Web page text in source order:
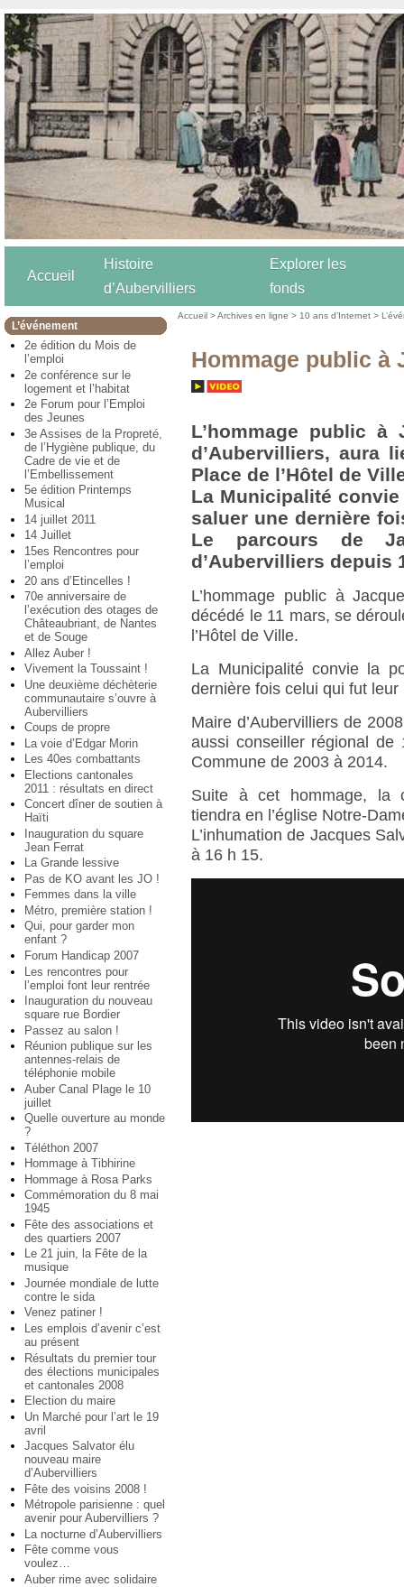
Accueil
Histoire
d’Aubervilliers
Explorer les
fonds
L’événement
2e édition du Mois de
l’emploi
2e conférence sur le
logement et l’habitat
2e Forum pour l’Emploi
des Jeunes
3e Assises de la Propreté,
de l’Hygiène publique, du
Cadre de vie et de
l’Embellissement
5e édition Printemps
Musical
14 juillet 2011
14 Juillet
15es Rencontres pour
l’emploi
20 ans d’Etincelles !
70e anniversaire de
l’exécution des otages de
Châteaubriant, de Nantes
et de Souge
Allez Auber !
Vivement la Toussaint !
Une deuxième déchèterie
communautaire s’ouvre à
Aubervilliers
Coups de propre
La voie d’Edgar Morin
Les 40es combattants
Elections cantonales
2011 : résultats en direct
Concert dîner de soutien à
Haïti
Inauguration du square
Jean Ferrat
La Grande lessive
Pas de KO avant les JO !
Femmes dans la ville
Métro, première station !
Qui, pour garder mon
enfant ?
Forum Handicap 2007
Les rencontres pour
l’emploi font leur rentrée
Inauguration du nouveau
square rue Bordier
Passez au salon !
Réunion publique sur les
antennes-relais de
téléphonie mobile
Auber Canal Plage le 10
juillet
Quelle ouverture au monde
?
Téléthon 2007
Hommage à Tibhirine
Hommage à Rosa Parks
Commémoration du 8 mai
1945
Fête des associations et
des quartiers 2007
Le 21 juin, la Fête de la
musique
Journée mondiale de lutte
contre le sida
Venez patiner !
Les emplois d’avenir c’est
au présent
Résultats du premier tour
des élections municipales
et cantonales 2008
Election du maire
Un Marché pour l’art le 19
avril
Jacques Salvator élu
nouveau maire
d’Aubervilliers
Fête des voisins 2008 !
Métropole parisienne : quel
avenir pour Aubervilliers ?
La nocturne d’Aubervilliers
Fête comme vous
voulez…
Auber rime avec solidaire
Accueil >Archives en ligne > 10 ans d’Internet >
Hommage public à
L’hommage public à
d’Aubervilliers, aura
Place de l’Hôtel de
La Municipalité
saluer une dernière
Le parcours de
d’Aubervilliers depuis
L’hommage public à
décédé le 11 mars, se
l’Hôtel de Ville.
La Municipalité convie la
dernière fois celui qui fut
Maire d’Aubervilliers de
aussi conseiller régional
Commune de 2003 à 2014.
Suite à cet hommage, la
tiendra en l’église Notre-
L’inhumation de Jacques
à 16 h 15.